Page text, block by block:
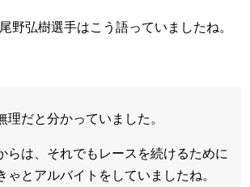
野弘樹選手はこう語っていましたね。
理だと分かっていました。
らは、それでもレースを続けるために
ゃとアルバイトをしていましたね。